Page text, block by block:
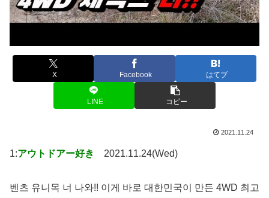
X Facebook はてブ
LINE コピー
2021.11.24
1:アウトドアー好き 2021.11.24(Wed)
벤츠 유니목 너 나와!! 이게 바로 대한민국이 만든 4WD 최고